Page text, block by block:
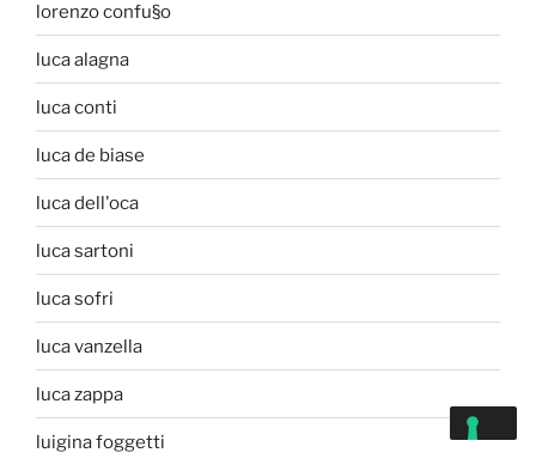
lorenzo confu§o
luca alagna
luca conti
luca de biase
luca dell'oca
luca sartoni
luca sofri
luca vanzella
luca zappa
luigina foggetti